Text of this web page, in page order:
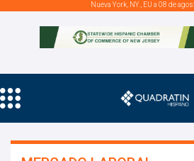
Nueva York, NY., EU a 08 de